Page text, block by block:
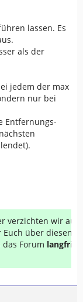
lassen. Es
als der
jedem der max
nur bei
Entfernungs-
verzichten wir auf
über diesen
Forum